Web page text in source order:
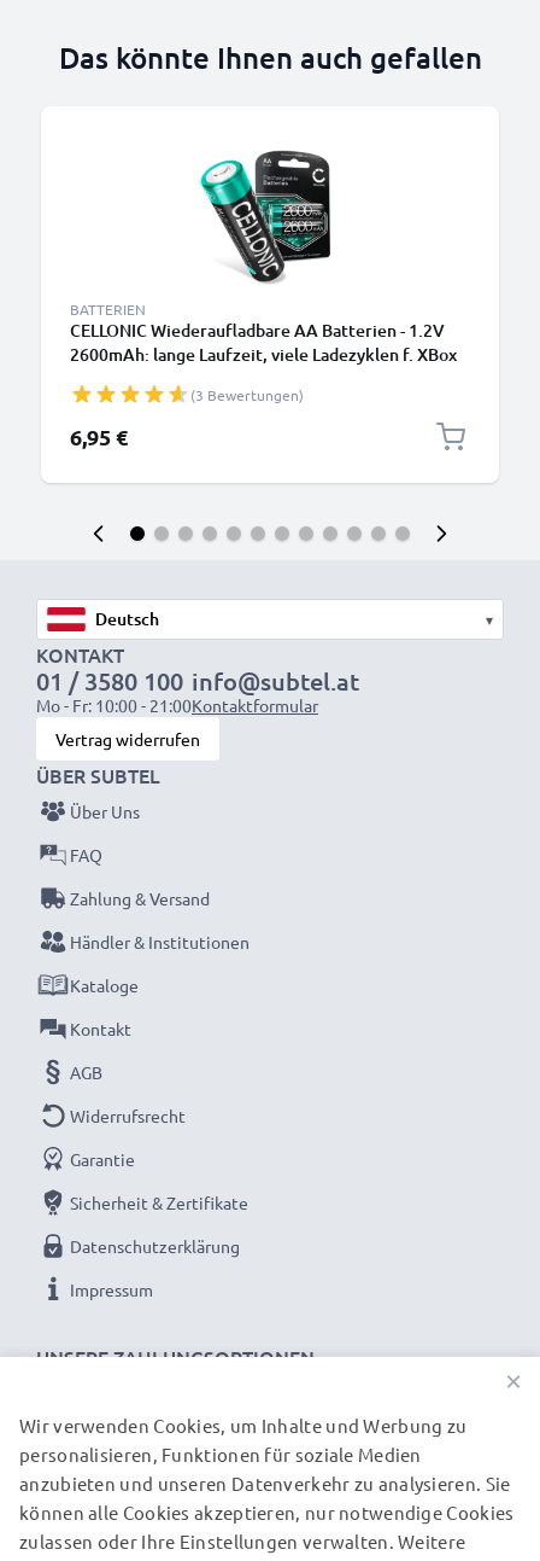
Das könnte Ihnen auch gefallen
BATTERIEN
CELLONIC Wiederaufladbare AA Batterien - 1.2V
2600mAh: lange Laufzeit, viele Ladezyklen f. XBox
GPS Navigation Funkgeräte - Akkubatterie:
aufladbare NiMH Akku AA Mignon R6 LR6
rechargeable Battery
(3 Bewertungen)
6,95 €
▾
KONTAKT
01 / 3580 100
Mo - Fr: 10:00 - 21:00
info@subtel.at
Kontaktformular
Vertrag widerrufen
UNSERE ZAHLUNGSOPTIONEN
ÜBER SUBTEL
Über Uns
FAQ
Zahlung & Versand
Händler & Institutionen
Kataloge
Kontakt
AGB
Widerrufsrecht
Garantie
Sicherheit & Zertifikate
Datenschutzerklärung
Impressum
UNSERE VERSANDPARTNER
×
Wir verwenden Cookies, um Inhalte und Werbung zu
personalisieren, Funktionen für soziale Medien
anzubieten und unseren Datenverkehr zu analysieren. Sie
können alle Cookies akzeptieren, nur notwendige Cookies
zulassen oder Ihre Einstellungen verwalten. Weitere